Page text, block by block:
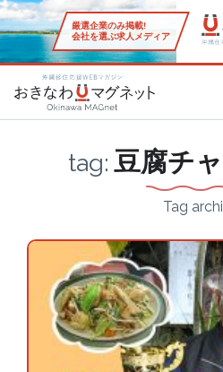
厳選企業のみ掲載!
会社を選ぶ求人メディア
tag: 豆腐チ
Tag